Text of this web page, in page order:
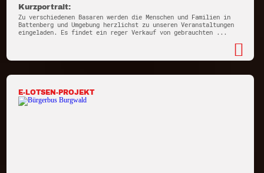
Kurzportrait:
Zu verschiedenen Basaren werden die Menschen und Familien in
Battenberg und Umgebung herzlichst zu unseren Veranstaltungen
eingeladen. Es findet ein reger Verkauf von gebrauchten ...
E-LOTSEN-PROJEKT